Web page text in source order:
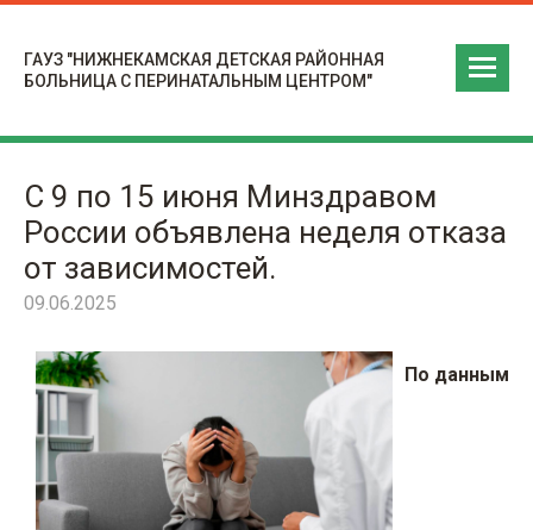
ГАУЗ "НИЖНЕКАМСКАЯ ДЕТСКАЯ РАЙОННАЯ
БОЛЬНИЦА С ПЕРИНАТАЛЬНЫМ ЦЕНТРОМ"
С 9 по 15 июня Минздравом
России объявлена неделя отказа
от зависимостей.
09.06.2025
По данным